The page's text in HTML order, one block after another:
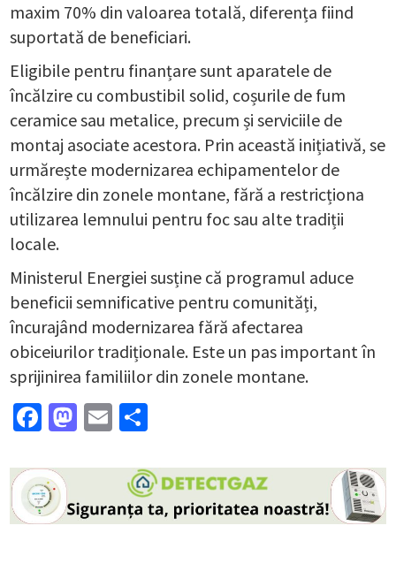
maxim 70% din valoarea totală, diferența fiind
suportată de beneficiari.
Eligibile pentru finanțare sunt aparatele de
încălzire cu combustibil solid, coșurile de fum
ceramice sau metalice, precum și serviciile de
montaj asociate acestora. Prin această inițiativă, se
urmărește modernizarea echipamentelor de
încălzire din zonele montane, fără a restricționa
utilizarea lemnului pentru foc sau alte tradiții
locale.
Ministerul Energiei susține că programul aduce
beneficii semnificative pentru comunități,
încurajând modernizarea fără afectarea
obiceiurilor tradiționale. Este un pas important în
sprijinirea familiilor din zonele montane.
Facebook
Mastodon
Email